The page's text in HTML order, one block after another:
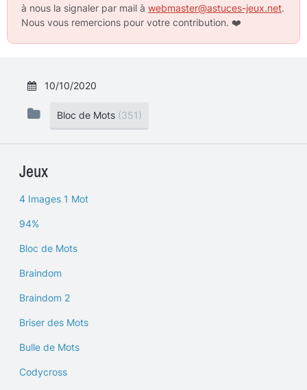
à nous la signaler par mail à webmaster@astuces-jeux.net.
Nous vous remercions pour votre contribution. ❤️
10/10/2020
Bloc de Mots (351)
Jeux
4 Images 1 Mot
94%
Bloc de Mots
Braindom
Braindom 2
Briser des Mots
Bulle de Mots
Codycross